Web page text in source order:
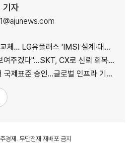
기자
플러스 'IMSI 설계·대응 시점' 놓고 갑론을박
주겠다"…SKT, CX로 신뢰 회복 나선다
표준 승인…글로벌 인프라 기준 제시
제. 무단전재·재배포 금지